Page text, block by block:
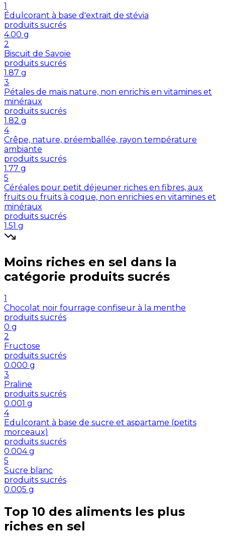
1
Édulcorant à base d'extrait de stévia
produits sucrés
4.00 g
2
Biscuit de Savoie
produits sucrés
1.87 g
3
Pétales de maïs nature, non enrichis en vitamines et
minéraux
produits sucrés
1.82 g
4
Crêpe, nature, préemballée, rayon température
ambiante
produits sucrés
1.77 g
5
Céréales pour petit déjeuner riches en fibres, aux
fruits ou fruits à coque, non enrichies en vitamines et
minéraux
produits sucrés
1.51 g
Moins riches en sel dans la
catégorie produits sucrés
1
Chocolat noir fourrage confiseur à la menthe
produits sucrés
0 g
2
Fructose
produits sucrés
0.000 g
3
Praline
produits sucrés
0.001 g
4
Edulcorant à base de sucre et aspartame (petits
morceaux)
produits sucrés
0.004 g
5
Sucre blanc
produits sucrés
0.005 g
Top 10 des aliments les plus
riches en sel